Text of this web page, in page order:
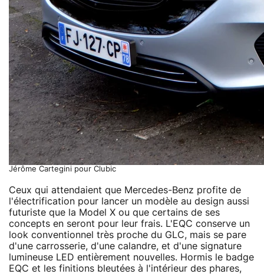
Jérôme Cartegini pour Clubic
Ceux qui attendaient que Mercedes-Benz profite de
l'électrification pour lancer un modèle au design aussi
futuriste que la Model X ou que certains de ses
concepts en seront pour leur frais. L'EQC conserve un
look conventionnel très proche du GLC, mais se pare
d'une carrosserie, d'une calandre, et d'une signature
lumineuse LED entièrement nouvelles. Hormis le badge
EQC et les finitions bleutées à l'intérieur des phares,